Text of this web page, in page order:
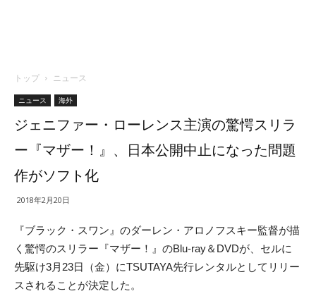
トップ ニュース
ニュース 海外
ジェニファー・ローレンス主演の驚愕スリラ
ー『マザー！』、日本公開中止になった問題
作がソフト化
2018年2月20日
『ブラック・スワン』のダーレン・アロノフスキー監督が描
く驚愕のスリラー『マザー！』のBlu-ray＆DVDが、セルに
先駆け3月23日（金）にTSUTAYA先行レンタルとしてリリー
スされることが決定した。